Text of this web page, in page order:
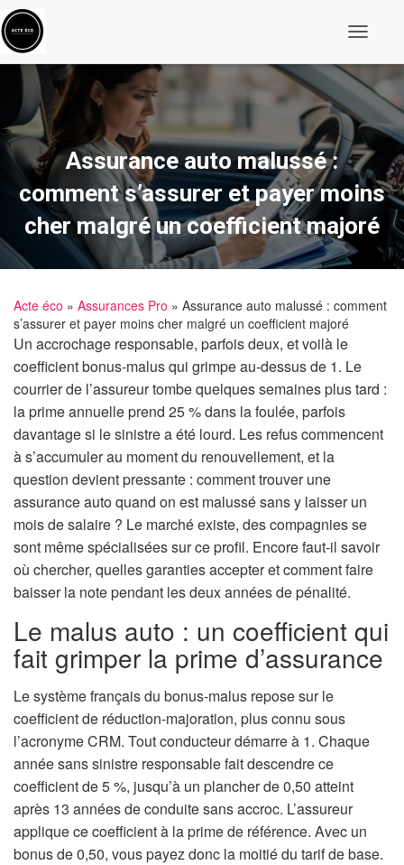
v
r
f
e
r
m
v
t
i
o
Assurance auto malussé :
comment s’assurer et payer moins
cher malgré un coefficient majoré
Acte éco » Assurances Pro » Assurance auto malussé : comment
s’assurer et payer moins cher malgré un coefficient majoré
Un accrochage responsable, parfois deux, et voilà le
coefficient bonus-malus qui grimpe au-dessus de 1. Le
courrier de l’assureur tombe quelques semaines plus tard :
la prime annuelle prend 25 % dans la foulée, parfois
davantage si le sinistre a été lourd. Les refus commencent
à s’accumuler au moment du renouvellement, et la
question devient pressante : comment trouver une
assurance auto quand on est malussé sans y laisser un
mois de salaire ? Le marché existe, des compagnies se
sont même spécialisées sur ce profil. Encore faut-il savoir
où chercher, quelles garanties accepter et comment faire
baisser la note pendant les deux années de pénalité.
Le malus auto : un coefficient qui
fait grimper la prime d’assurance
Le système français du bonus-malus repose sur le
coefficient de réduction-majoration, plus connu sous
l’acronyme CRM. Tout conducteur démarre à 1. Chaque
année sans sinistre responsable fait descendre ce
coefficient de 5 %, jusqu’à un plancher de 0,50 atteint
après 13 années de conduite sans accroc. L’assureur
applique ce coefficient à la prime de référence. Avec un
bonus de 0,50, vous payez donc la moitié du tarif de base.